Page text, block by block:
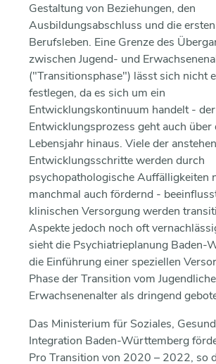
Gestaltung von Beziehungen, den
Ausbildungsabschluss und die
Berufsleben. Eine Grenze des
zwischen Jugend- und
("Transitionsphase") lässt sich nicht
festlegen, da es sich um ein
Entwicklungskontinuum handelt - der
Entwicklungsprozess geht auch über
Lebensjahr hinaus. Viele der anstehenden
Entwicklungsschritte werden durch
psychopathologische Auffälligkeiten
manchmal auch fördernd -
klinischen Versorgung werden
Aspekte jedoch noch oft vernachlässigt.
sieht die Psychiatrieplanung Baden-
die Einführung einer speziellen
Phase der Transition vom
Erwachsenenalter als dringend
Das Ministerium für Soziales,
Integration Baden-Württemberg
Pro Transition von 2020 – 2022, so